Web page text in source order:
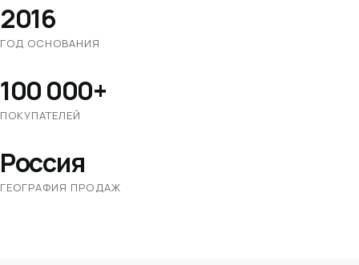
2016
ГОД ОСНОВАНИЯ
100 000+
ПОКУПАТЕЛЕЙ
Россия
ГЕОГРАФИЯ ПРОДАЖ